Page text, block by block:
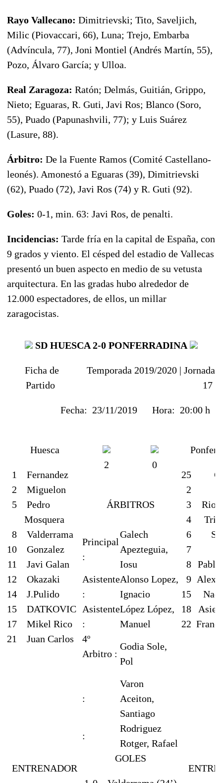
Rayo Vallecano: Dimitrievski; Tito, Saveljich,
Milic (Piovaccari, 66), Luna; Trejo, Embarba
(Advíncula, 77), Joni Montiel (Andrés Martín, 55),
Pozo, Álvaro García; y Ulloa.
Real Zaragoza: Ratón; Delmás, Guitián, Grippo,
Nieto; Eguaras, R. Guti, Javi Ros; Blanco (Soro,
55), Puado (Papunashvili, 77); y Luis Suárez
(Lasure, 88).
Árbitro: De la Fuente Ramos (Comité Castellano-
leonés). Amonestó a Eguaras (39), Dimitrievski
(62), Puado (72), Javi Ros (74) y R. Guti (92).
Goles: 0-1, min. 63: Javi Ros, de penalti.
Incidencias: Tarde fría en la capital de España, con
9 grados y viento. El césped del estadio de Vallecas
presentó un buen aspecto en medio de su vetusta
arquitectura. En las gradas hubo alrededor de
12.000 espectadores, de ellos, un millar
zaragocistas.
SD HUESCA2-0 PONFERRADINA
Ficha de
Partido
Temporada 2019/2020 | Jornada
17
Fecha: 23/11/2019 Hora: 20:00 h
Huesca
1
Fernandez
2
Miguelon
5
Pedro
Mosquera
8
Valderrama
10
Gonzalez
11
Javi Galan
12
Okazaki
14
J.Pulido
15
DATKOVIC
17
Mikel Rico
21
Juan Carlos
2 0
ÁRBITROS
Principal
:
Galech
Apezteguia,
Iosu
Asistente
:
Alonso Lopez,
Ignacio
Asistente
:
López López,
Manuel
4º
Arbitro :
Godia Sole,
Pol
:
Varon
Aceiton,
Santiago
:
Rodriguez
Rotger, Rafael
25
2
3
Rios
4
6
7
8
9 Alex
15
18
22
ENTRENADOR
GOLES